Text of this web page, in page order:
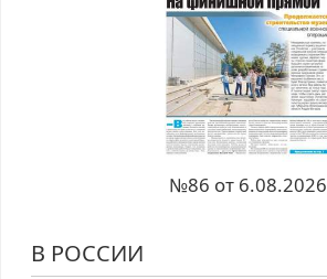
№86 от 6.08.2026
В РОССИИ